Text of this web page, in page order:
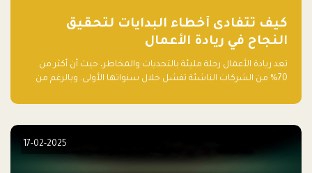
كيف تتفادى أخطاء البدايات لتحقيق
النجاح في ريادة الأعمال
تعد ريادة الأعمال رحلة مليئة بالتحديات والمخاطر، حيث أن أكثر من
70% من الشركات الناشئة تفشل خلال سنواتها الأولى. وبالرغم من
الكثيرون في بداية رحلتهم، وهي التي قد تعرقل نجاحهم. في هذا
17-02-2025